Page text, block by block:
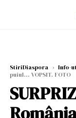
StiriDiaspora › Info-
puiul... VOPSIT. FOTO